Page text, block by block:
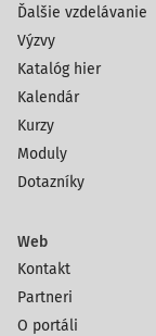
Ďalšie vzdelávanie
Výzvy
Katalóg hier
Kalendár
Kurzy
Moduly
Dotazníky
Web
Kontakt
Partneri
O portáli